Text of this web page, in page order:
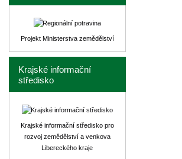
Projekt Ministerstva zemědělství
Krajské informační
středisko
Krajské informační středisko pro
rozvoj zemědělství a venkova
Libereckého kraje